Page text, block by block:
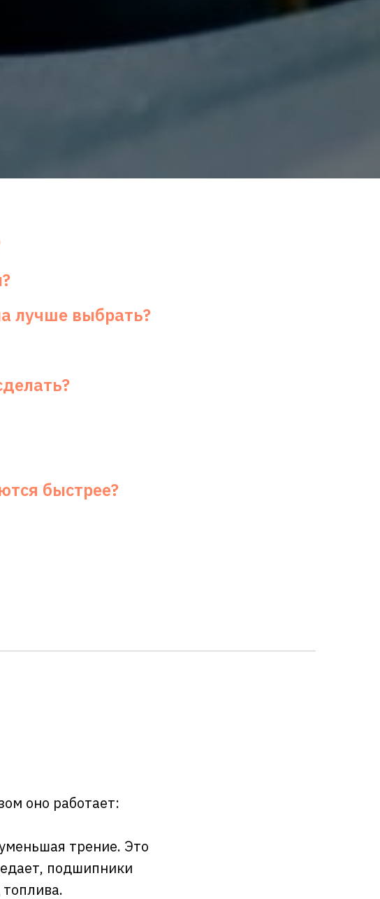
лучше выбрать?
быстрее?
оно работает:
трение. Это
подшипники